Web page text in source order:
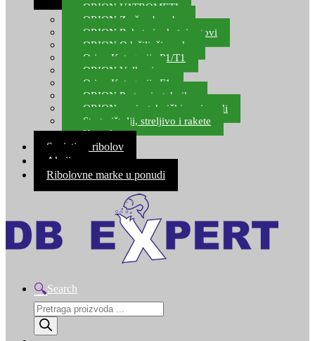
ORION VATROMETI
ORION Zračne bombe
ORION Rakete i raketni setovi
ORION Odašiljači zvuka
Orion Kategorija P1/T1
ORION Vulkani
Orion Kategorija F1
ORION Party pirotehnika
ORION nepirotehnički proizvodi
Start pištolji, streljivo i rakete
Kontakt
Savjeti za ribolov
Akcija
Ribolovne marke u ponudi
Search
Products
search